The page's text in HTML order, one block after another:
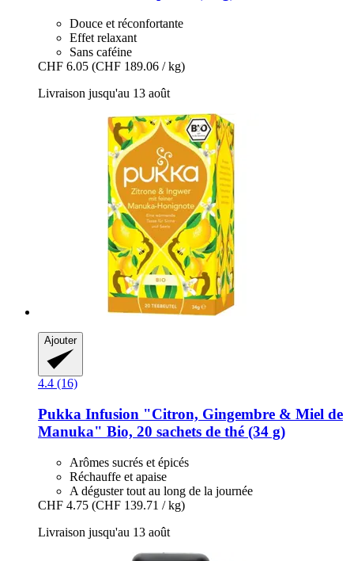
Douce et réconfortante
Effet relaxant
Sans caféine
CHF 6.05 (CHF 189.06 / kg)
Livraison jusqu'au 13 août
Ajouter
4.4 (16)
Pukka Infusion "Citron, Gingembre & Miel de
Manuka" Bio, 20 sachets de thé (34 g)
Arômes sucrés et épicés
Réchauffe et apaise
A déguster tout au long de la journée
CHF 4.75 (CHF 139.71 / kg)
Livraison jusqu'au 13 août